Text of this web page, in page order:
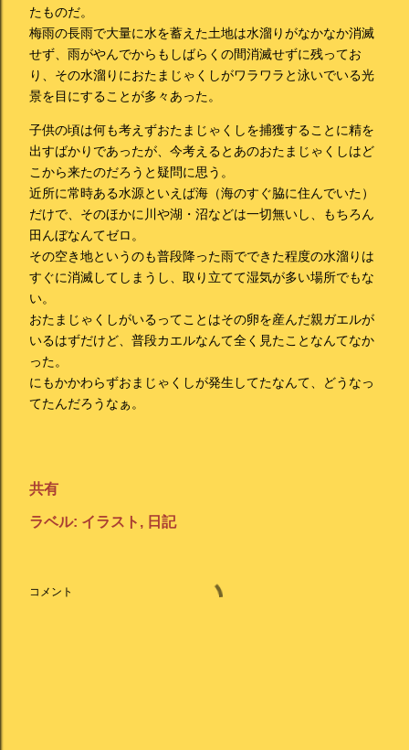
たものだ。
梅雨の長雨で大量に水を蓄えた土地は水溜りがなかなか消滅
せず、雨がやんでからもしばらくの間消滅せずに残ってお
り、その水溜りにおたまじゃくしがワラワラと泳いでいる光
景を目にすることが多々あった。
子供の頃は何も考えずおたまじゃくしを捕獲することに精を
出すばかりであったが、今考えるとあのおたまじゃくしはど
こから来たのだろうと疑問に思う。
近所に常時ある水源といえば海（海のすぐ脇に住んでいた）
だけで、そのほかに川や湖・沼などは一切無いし、もちろん
田んぼなんてゼロ。
その空き地というのも普段降った雨でできた程度の水溜りは
すぐに消滅してしまうし、取り立てて湿気が多い場所でもな
い。
おたまじゃくしがいるってことはその卵を産んだ親ガエルが
いるはずだけど、普段カエルなんて全く見たことなんてなか
った。
にもかかわらずおまじゃくしが発生してたなんて、どうなっ
てたんだろうなぁ。
共有
ラベル: イラスト 日記
コメント